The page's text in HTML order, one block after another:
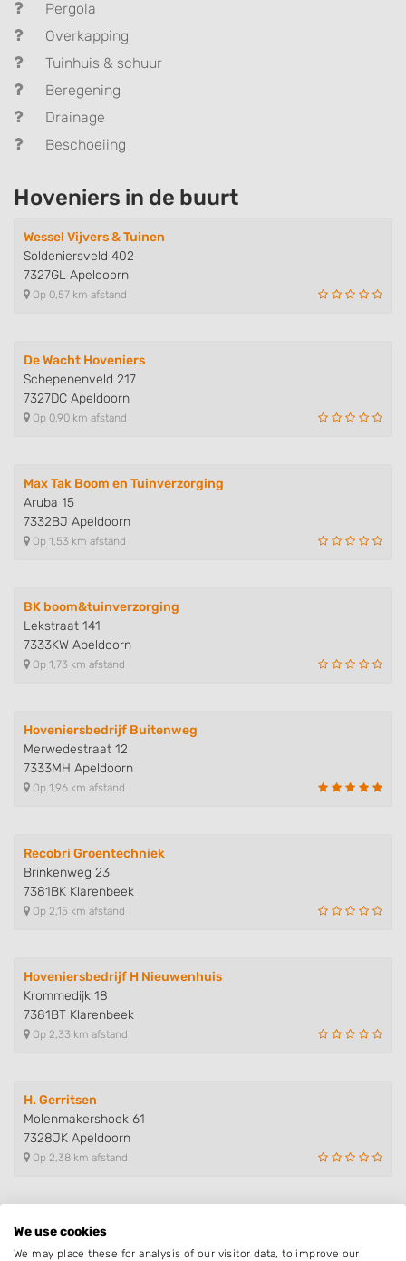
Pergola
Overkapping
Tuinhuis & schuur
Beregening
Drainage
Beschoeiing
Hoveniers in de buurt
Wessel Vijvers & Tuinen
Soldeniersveld 402
7327GL Apeldoorn
Op 0,57 km afstand
De Wacht Hoveniers
Schepenenveld 217
7327DC Apeldoorn
Op 0,90 km afstand
Max Tak Boom en Tuinverzorging
Aruba 15
7332BJ Apeldoorn
Op 1,53 km afstand
BK boom&tuinverzorging
Lekstraat 141
7333KW Apeldoorn
Op 1,73 km afstand
Hoveniersbedrijf Buitenweg
Merwedestraat 12
7333MH Apeldoorn
Op 1,96 km afstand
Recobri Groentechniek
Brinkenweg 23
7381BK Klarenbeek
Op 2,15 km afstand
Hoveniersbedrijf H Nieuwenhuis
Krommedijk 18
7381BT Klarenbeek
Op 2,33 km afstand
H. Gerritsen
Molenmakershoek 61
7328JK Apeldoorn
Op 2,38 km afstand
Kip Hoveniers
We use cookies
We may place these for analysis of our visitor data, to improve our